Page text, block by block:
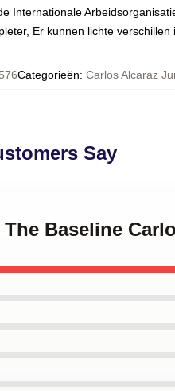
Internationale
Er kunnen lichte
Categorieën: Carlos Alcaraz
Say
Baseline